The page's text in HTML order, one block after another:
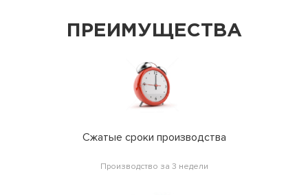
ПРЕИМУЩЕСТВА
Сжатые сроки производства
Производство за 3 недели